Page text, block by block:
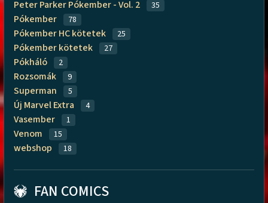
Peter Parker Pókember - Vol. 2 35
Pókember 78
Pókember HC kötetek 25
Pókember kötetek 27
Pókháló 2
Rozsomák 9
Superman 5
Új Marvel Extra 4
Vasember 1
Venom 15
webshop 18
FAN COMICS